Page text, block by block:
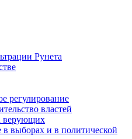
Рунета
регулирование
властей
верующих
в выборах и в политической